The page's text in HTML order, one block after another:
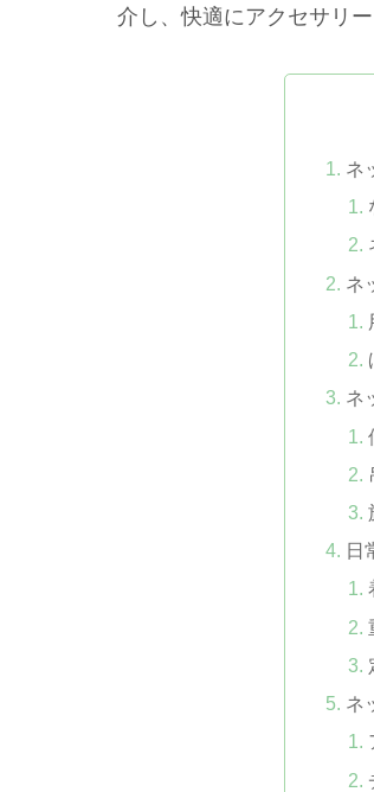
介し、快適にアクセサリ
ネ
ネ
ネ
日
ネ